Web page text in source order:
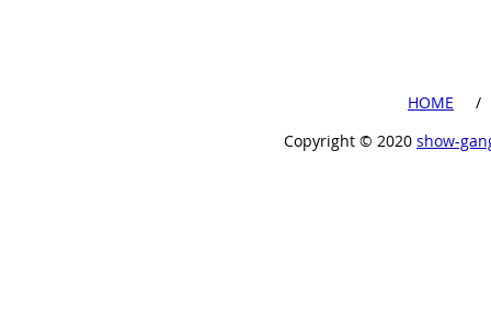
​HOME
​ /
Copyright ©︎ 2020 show-